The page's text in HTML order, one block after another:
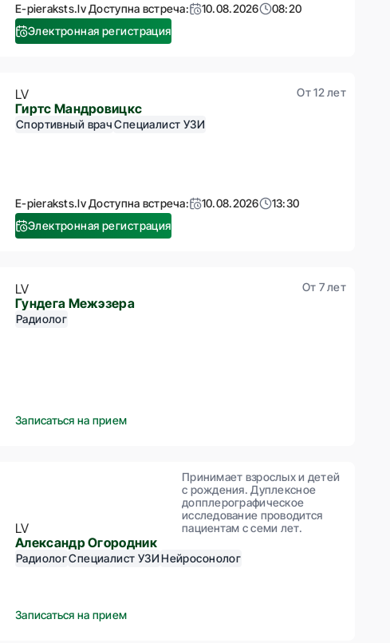
E-pieraksts.lv Доступна встреча: 10.08.2026
08:20
Электронная регистрация
LV От 12 лет
Гиртс Мандровицкс
Спортивный врачСпециалист УЗИ
E-pieraksts.lv Доступна встреча: 10.08.2026
13:30
Электронная регистрация
LV От 7 лет
Гундега Межэзера
Радиолог
Записаться на прием
LV
Принимает взрослых и детей
с рождения. Дуплексное
допплерографическое
исследование проводится
пациентам с семи лет.
Александр Огородник
РадиологСпециалист УЗИНейросонолог
Записаться на прием